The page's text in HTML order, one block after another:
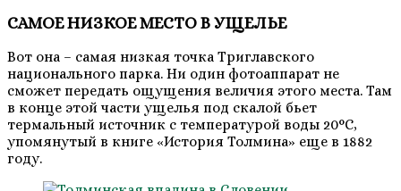
САМОЕ НИЗКОЕ МЕСТО В УЩЕЛЬЕ
Вот она – самая низкая точка Триглавского
национального парка. Ни один фотоаппарат не
сможет передать ощущения величия этого места. Там
в конце этой части ущелья под скалой бьет
термальный источник с температурой воды 20°C,
упомянутый в книге «История Толмина» еще в 1882
году.